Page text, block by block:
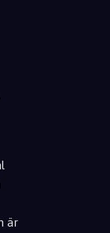
är